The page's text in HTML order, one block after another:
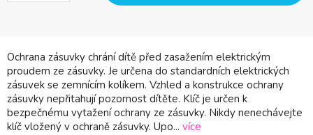
Ochrana zásuvky chrání dítě před zasažením elektrickým
proudem ze zásuvky. Je určena do standardních elektrických
zásuvek se zemnícím kolíkem. Vzhled a konstrukce ochrany
zásuvky nepřitahují pozornost dítěte. Klíč je určen k
bezpečnému vytažení ochrany ze zásuvky. Nikdy nenechávejte
klíč vložený v ochraně zásuvky. Upo... více